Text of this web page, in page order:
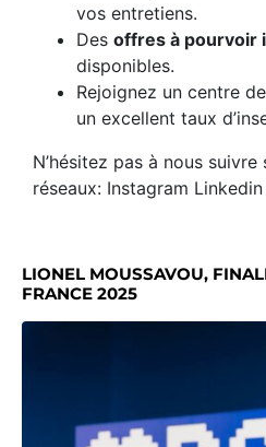
vos entretiens.
Des offres à pourvoir
disponibles.
Rejoignez un centre
un excellent taux
N’hésitez pas à nous suivre
réseaux: Instagram Linkedin
LIONEL MOUSSAVOU,
FRANCE 2025